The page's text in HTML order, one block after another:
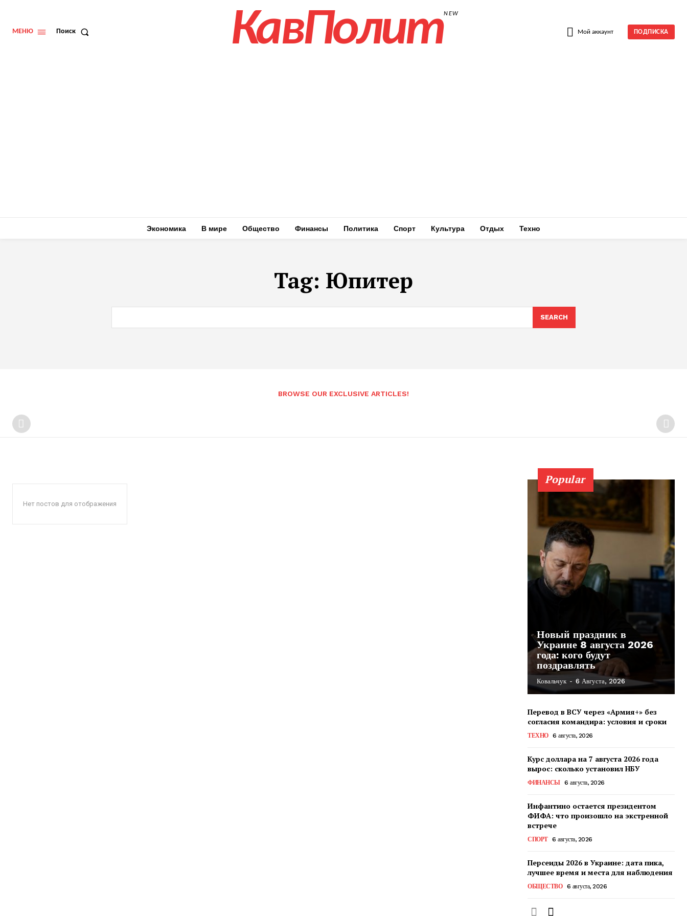
МЕНЮ Поиск КавПолитNEW
Мой аккаунт ПОДПИСКА
Экономика В мире Общество Финансы Политика Спорт Культура Отдых Техно
Tag: Юпитер
SEARCH
BROWSE OUR EXCLUSIVE ARTICLES!
Нет постов для отображения
Popular
Новый праздник в
Украине 8 августа 2026
года: кого будут
поздравлять
Ковальчук - 6 Августа, 2026
Перевод в ВСУ через «Армия+» без
согласия командира: условия и сроки
ТЕХНО 6 августа, 2026
Курс доллара на 7 августа 2026 года
вырос: сколько установил НБУ
ФИНАНСЫ 6 августа, 2026
Инфантино остается президентом
ФИФА: что произошло на экстренной
встрече
СПОРТ 6 августа, 2026
Персеиды 2026 в Украине: дата пика,
лучшее время и места для наблюдения
ОБЩЕСТВО 6 августа, 2026